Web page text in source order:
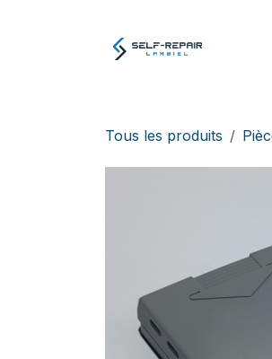
Tous les produits